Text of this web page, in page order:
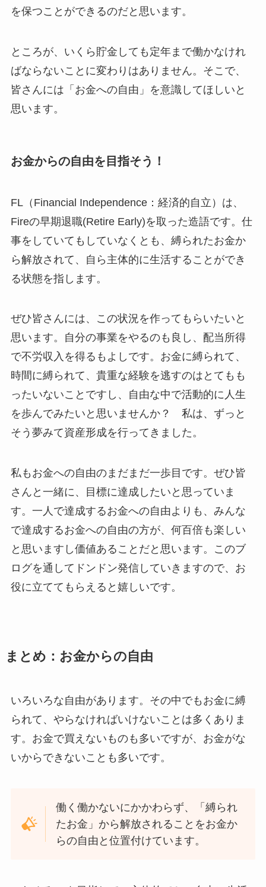
を保つことができるのだと思います。
ところが、いくら貯金しても定年まで働かなけれ
ばならないことに変わりはありません。そこで、
皆さんには「お金への自由」を意識してほしいと
思います。
お金からの自由を目指そう！
FL（Financial Independence：経済的自立）は、
Fireの早期退職(Retire Early)を取った造語です。仕
事をしていてもしていなくとも、縛られたお金か
ら解放されて、自ら主体的に生活することができ
る状態を指します。
ぜひ皆さんには、この状況を作ってもらいたいと
思います。自分の事業をやるのも良し、配当所得
で不労収入を得るもよしです。お金に縛られて、
時間に縛られて、貴重な経験を逃すのはとてもも
ったいないことですし、自由な中で活動的に人生
を歩んでみたいと思いませんか？ 私は、ずっと
そう夢みて資産形成を行ってきました。
私もお金への自由のまだまだ一歩目です。ぜひ皆
さんと一緒に、目標に達成したいと思っていま
す。一人で達成するお金への自由よりも、みんな
で達成するお金への自由の方が、何百倍も楽しい
と思いますし価値あることだと思います。このブ
ログを通してドンドン発信していきますので、お
役に立ててもらえると嬉しいです。
まとめ：お金からの自由
いろいろな自由があります。その中でもお金に縛
られて、やらなければいけないことは多くありま
す。お金で買えないものも多いですが、お金がな
いからできないことも多いです。
働く働かないにかかわらず、「縛られ
たお金」から解放されることをお金か
らの自由と位置付けています。